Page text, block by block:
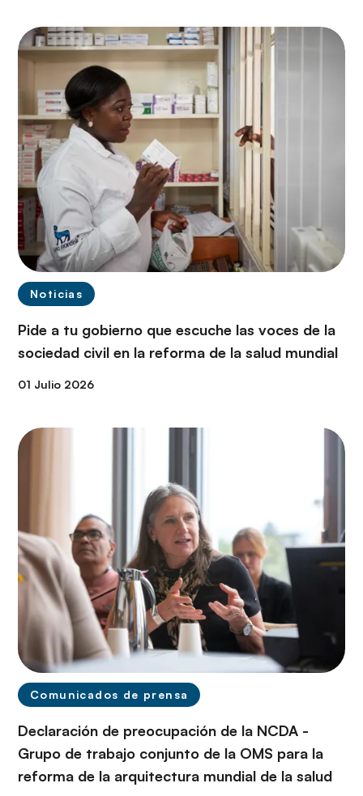
Noticias
Pide a tu gobierno que escuche las voces de la
sociedad civil en la reforma de la salud mundial
01 Julio 2026
Comunicados de prensa
Declaración de preocupación de la NCDA -
Grupo de trabajo conjunto de la OMS para la
reforma de la arquitectura mundial de la salud